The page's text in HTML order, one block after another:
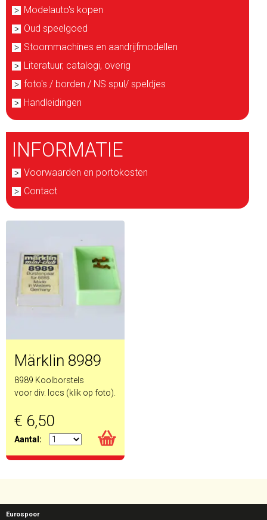
Modelauto's kopen
Oud speelgoed
Stoommachines en aandrijfmodellen
Literatuur, catalogi, overig
foto's / borden / NS spul/ speldjes
Handleidingen
INFORMATIE
Voorwaarden en portokosten
Contact
Märklin 8989
8989 Koolborstels
voor div. locs (klik op foto).
€ 6,50
Aantal:
Eurospoor